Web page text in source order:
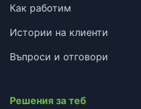
Как работим
Истории на клиенти
Въпроси и отговори
Решения за теб